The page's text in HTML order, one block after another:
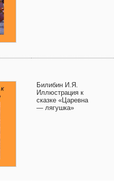
Билибин И.Я.
Иллюстрация к
сказке «Царевна
— лягушка»